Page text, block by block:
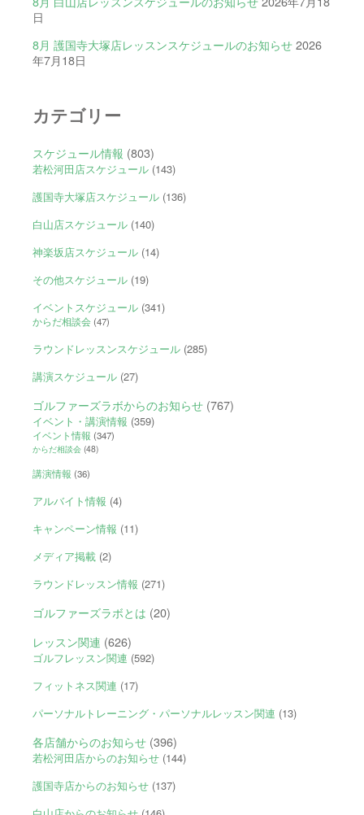
日
8月 護国寺大塚店レッスンスケジュールのお知らせ 2026
年7月18日
カテゴリー
スケジュール情報 (803)
若松河田店スケジュール(143)
護国寺大塚店スケジュール(136)
白山店スケジュール(140)
神楽坂店スケジュール(14)
その他スケジュール(19)
イベントスケジュール(341)
からだ相談会(47)
ラウンドレッスンスケジュール(285)
講演スケジュール(27)
ゴルファーズラボからのお知らせ(767)
イベント・講演情報 (359)
イベント情報 (347)
からだ相談会(48)
講演情報 (36)
アルバイト情報 (4)
キャンペーン情報 (11)
メディア掲載(2)
ラウンドレッスン情報 (271)
ゴルファーズラボとは (20)
レッスン関連 (626)
ゴルフレッスン関連 (592)
フィットネス関連 (17)
パーソナルトレーニング・パーソナルレッスン関連 (13)
各店舗からのお知らせ(396)
若松河田店からのお知らせ(144)
護国寺店からのお知らせ(137)